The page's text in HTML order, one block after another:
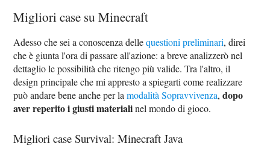
Migliori case su Minecraft
Adesso che sei a conoscenza dellequestioni preliminari, direi
che è giunta l'ora di passare all'azione: a breve analizzerò nel
dettaglio le possibilità che ritengo più valide. Tra l'altro, il
design principale che mi appresto a spiegarti come realizzare
può andare bene anche per lamodalità Sopravvivenza,dopo
aver reperito i giusti materialinel mondo di gioco.
Migliori case Survival: Minecraft Java